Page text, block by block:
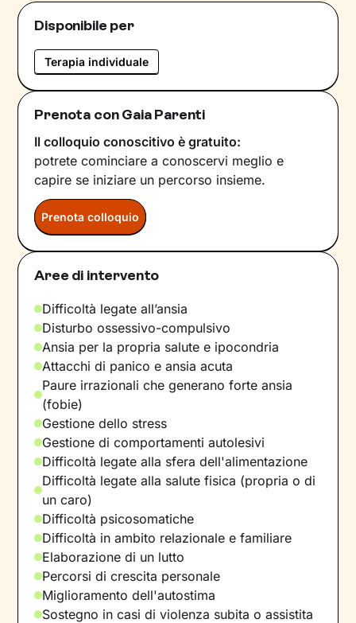
Disponibile per
Terapia individuale
Prenota con Gaia Parenti
Il colloquio conoscitivo è gratuito:
potrete cominciare a conoscervi meglio e
capire se iniziare un percorso insieme.
Prenota colloquio
Aree di intervento
Difficoltà legate all’ansia
Disturbo ossessivo-compulsivo
Ansia per la propria salute e ipocondria
Attacchi di panico e ansia acuta
Paure irrazionali che generano forte ansia
(fobie)
Gestione dello stress
Gestione di comportamenti autolesivi
Difficoltà legate alla sfera dell'alimentazione
Difficoltà legate alla salute fisica (propria o di
un caro)
Difficoltà psicosomatiche
Difficoltà in ambito relazionale e familiare
Elaborazione di un lutto
Percorsi di crescita personale
Miglioramento dell'autostima
Sostegno in casi di violenza subita o assistita